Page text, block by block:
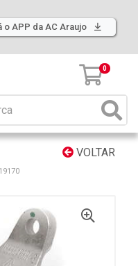
o APP da AC Araujo
0
VOLTAR